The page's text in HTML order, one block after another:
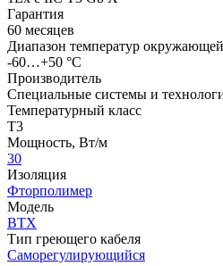
Гарантия
60 месяцев
Диапазон температур
-60…+50 °С
Производитель
Специальные системы и
Температурный класс
Т3
Мощность, Вт/м
30
Изоляция
Фторполимер
Модель
ВТХ
Тип греющего кабеля
Саморегулирующийся